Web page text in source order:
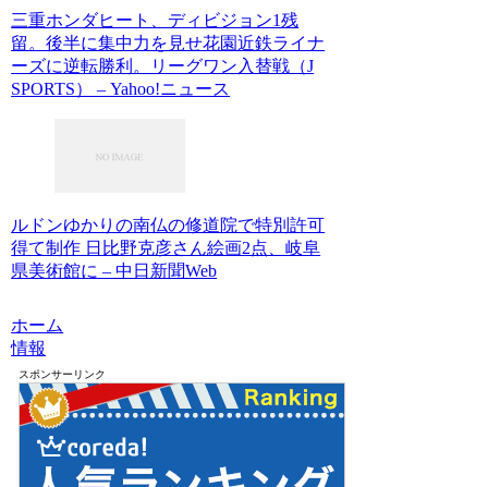
三重ホンダヒート、ディビジョン1残
留。後半に集中力を見せ花園近鉄ライナ
ーズに逆転勝利。リーグワン入替戦（J
SPORTS） – Yahoo!ニュース
ルドンゆかりの南仏の修道院で特別許可
得て制作 日比野克彦さん絵画2点、岐阜
県美術館に – 中日新聞Web
ホーム
情報
スポンサーリンク